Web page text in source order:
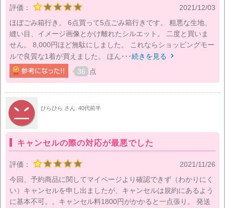
評価：
2021/12/03
ほぼごみ箱行き。 6点買って5点ごみ箱行きです。 粗悪な生地、
縫い目、イメージ画像とかけ離れたシルエット。 二度と買いま
せん。 8,000円ほど無駄にしました。 これならショッピングモー
ルで良質な1着が買えました。 ほん･･･続きを見る 
36 点
ひらひら さん 40代前半
キャンセルの際の対応が最悪でした
評価：
2021/11/26
今回、予約商品に関してマイページより確認できず（わかりにく
い）キャンセルを申し出ましたが、キャンセルは規約にあるよう
に基本不可。。キャンセル料1800円がかかると一点張り。 発送